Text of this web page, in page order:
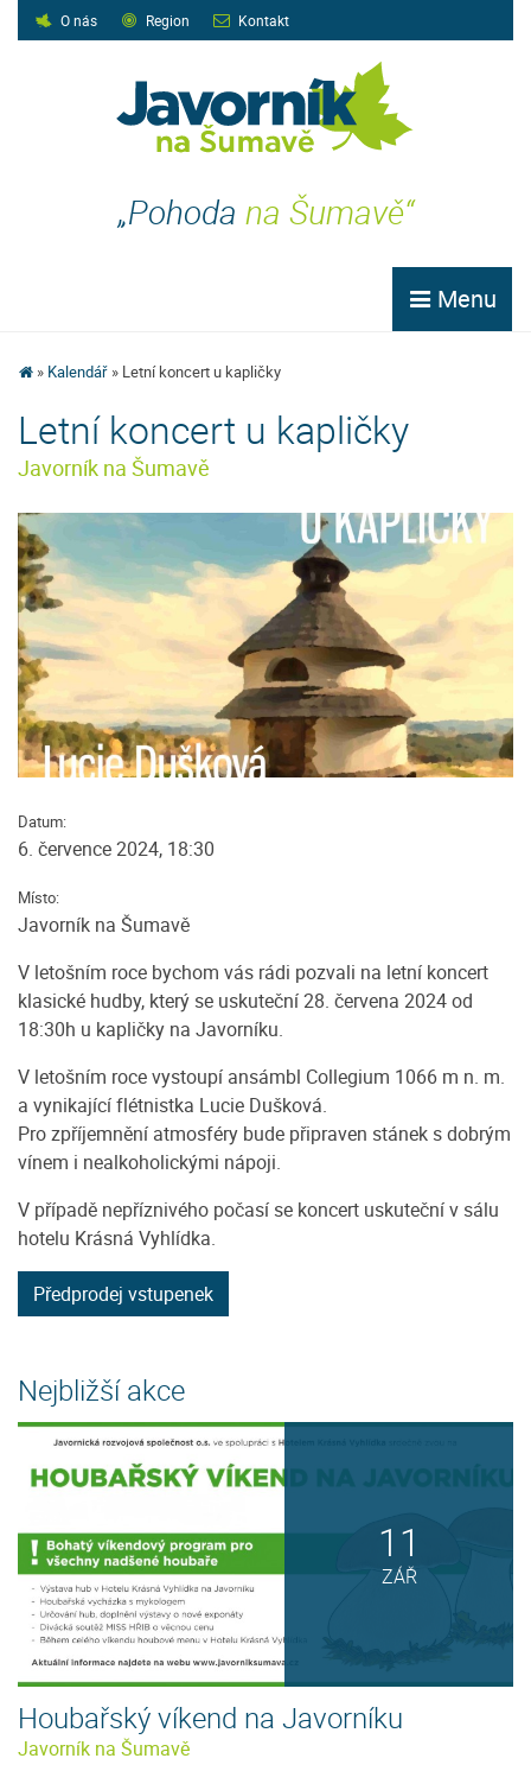
O nás Region Kontakt
„Pohoda na Šumavě“
Menu
Kalendář Letní koncert u kapličky
Letní koncert u kapličky
Javorník na Šumavě
Datum:
6. července 2024, 18:30
Místo:
Javorník na Šumavě
V letošním roce bychom vás rádi pozvali na letní koncert
klasické hudby, který se uskuteční 28. červena 2024 od
18:30h u kapličky na Javorníku.
V letošním roce vystoupí ansámbl Collegium 1066 m n. m.
a vynikající flétnistka Lucie Dušková.
Pro zpříjemnění atmosféry bude připraven stánek s dobrým
vínem i nealkoholickými nápoji.
V případě nepříznivého počasí se koncert uskuteční v sálu
hotelu Krásná Vyhlídka.
Předprodej vstupenek
Nejbližší akce
11
ZÁŘ
Houbařský víkend na Javorníku
Javorník na Šumavě